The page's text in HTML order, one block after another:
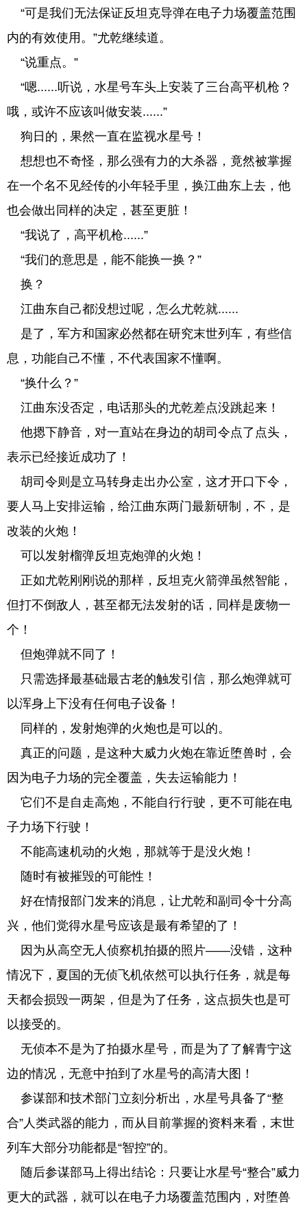
“可是我们无法保证反坦克导弹在电子力场覆盖范围
内的有效使用。”尤乾继续道。
“说重点。”
“嗯......听说，水星号车头上安装了三台高平机枪？
哦，或许不应该叫做安装......”
狗日的，果然一直在监视水星号！
想想也不奇怪，那么强有力的大杀器，竟然被掌握
在一个名不见经传的小年轻手里，换江曲东上去，他
也会做出同样的决定，甚至更脏！
“我说了，高平机枪......”
“我们的意思是，能不能换一换？”
换？
江曲东自己都没想过呢，怎么尤乾就......
是了，军方和国家必然都在研究末世列车，有些信
息，功能自己不懂，不代表国家不懂啊。
“换什么？”
江曲东没否定，电话那头的尤乾差点没跳起来！
他摁下静音，对一直站在身边的胡司令点了点头，
表示已经接近成功了！
胡司令则是立马转身走出办公室，这才开口下令，
要人马上安排运输，给江曲东两门最新研制，不，是
改装的火炮！
可以发射榴弹反坦克炮弹的火炮！
正如尤乾刚刚说的那样，反坦克火箭弹虽然智能，
但打不倒敌人，甚至都无法发射的话，同样是废物一
个！
但炮弹就不同了！
只需选择最基础最古老的触发引信，那么炮弹就可
以浑身上下没有任何电子设备！
同样的，发射炮弹的火炮也是可以的。
真正的问题，是这种大威力火炮在靠近堕兽时，会
因为电子力场的完全覆盖，失去运输能力！
它们不是自走高炮，不能自行行驶，更不可能在电
子力场下行驶！
不能高速机动的火炮，那就等于是没火炮！
随时有被摧毁的可能性！
好在情报部门发来的消息，让尤乾和副司令十分高
兴，他们觉得水星号应该是最有希望的了！
因为从高空无人侦察机拍摄的照片——没错，这种
情况下，夏国的无侦飞机依然可以执行任务，就是每
天都会损毁一两架，但是为了任务，这点损失也是可
以接受的。
无侦本不是为了拍摄水星号，而是为了了解青宁这
边的情况，无意中拍到了水星号的高清大图！
参谋部和技术部门立刻分析出，水星号具备了“整
合”人类武器的能力，而从目前掌握的资料来看，末世
列车大部分功能都是“智控”的。
随后参谋部马上得出结论：只要让水星号“整合”威力
更大的武器，就可以在电子力场覆盖范围内，对堕兽